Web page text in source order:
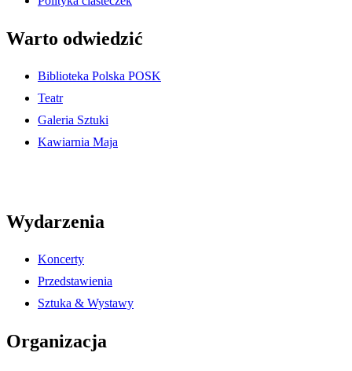
Warto odwiedzić
Biblioteka Polska POSK
Teatr
Galeria Sztuki
Kawiarnia Maja
Wydarzenia
Koncerty
Przedstawienia
Sztuka & Wystawy
Organizacja